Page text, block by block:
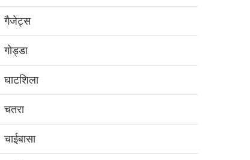
गैजेट्स
गोड्डा
घाटशिला
चतरा
चाईबासा